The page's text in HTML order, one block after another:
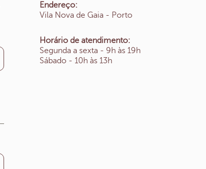
Endereço:
Vila Nova de Gaia - Porto
Horário de atendimento:
Segunda a sexta - 9h às 19h
Sábado - 10h às 13h